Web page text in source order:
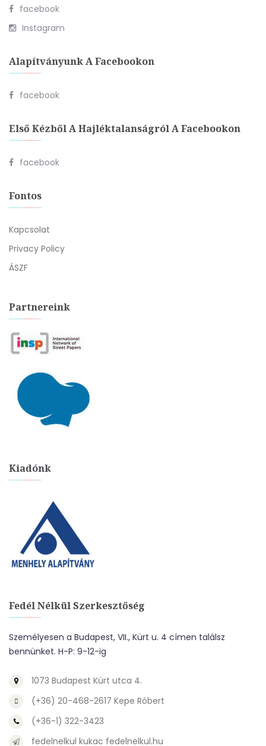
facebook
Instagram
Alapítványunk A Facebookon
facebook
Első Kézből A Hajléktalanságról A Facebookon
facebook
Fontos
Kapcsolat
Privacy Policy
ÁSZF
Partnereink
Kiadónk
Fedél Nélkül Szerkesztőség
Személyesen a Budapest, VII., Kürt u. 4 címen találsz
bennünket. H-P: 9-12-ig
1073 Budapest Kürt utca 4.
(+36) 20-468-2617 Kepe Róbert
(+36-1) 322-3423
fedelnelkul kukac fedelnelkul.hu